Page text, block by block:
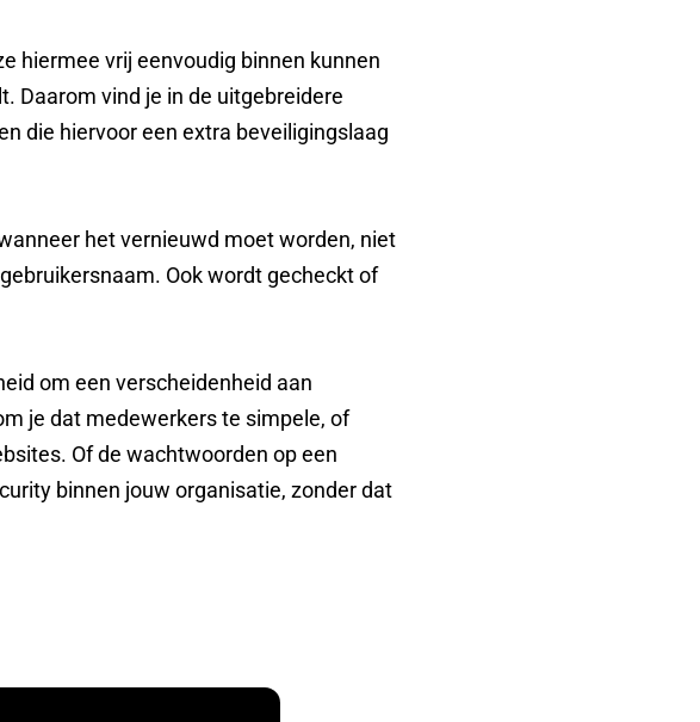
hiermee vrij eenvoudig binnen kunnen
Daarom vind je in de uitgebreidere
die hiervoor een extra beveiligingslaag
het vernieuwd moet worden, niet
Ook wordt gecheckt of
om een verscheidenheid aan
je dat medewerkers te simpele, of
Of de wachtwoorden op een
binnen jouw organisatie, zonder dat